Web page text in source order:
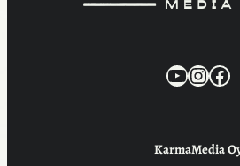
KarmaMedia YouTube
KarmaMedia